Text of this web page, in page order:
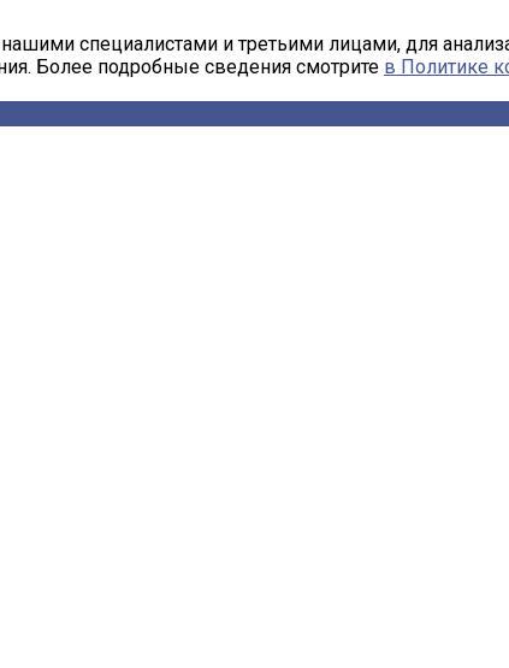
специалистами и третьими лицами, для
Более подробные сведения смотрите в Политике